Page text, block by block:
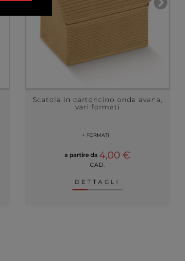
Scatola in cartoncino onda avana,
vari formati
+ FORMATI
a partire da 4,00 €
CAD.
DETTAGLI